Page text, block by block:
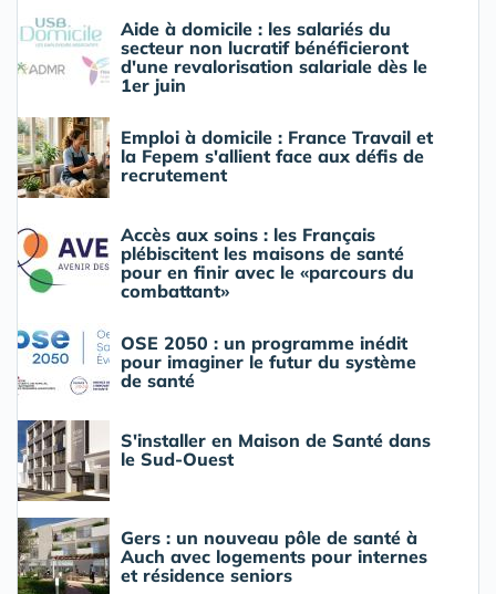
Aide à domicile : les salariés du
secteur non lucratif bénéficieront
d'une revalorisation salariale dès le
1er juin
Emploi à domicile : France Travail et
la Fepem s'allient face aux défis de
recrutement
Accès aux soins : les Français
plébiscitent les maisons de santé
pour en finir avec le «parcours du
combattant»
OSE 2050 : un programme inédit
pour imaginer le futur du système
de santé
S'installer en Maison de Santé dans
le Sud-Ouest
Gers : un nouveau pôle de santé à
Auch avec logements pour internes
et résidence seniors